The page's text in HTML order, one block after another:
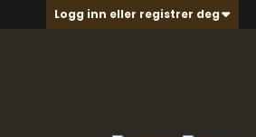
Logg inn eller registrer deg